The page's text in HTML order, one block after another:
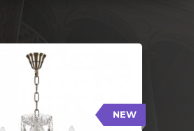
NEW
117/10+5/240 Pa